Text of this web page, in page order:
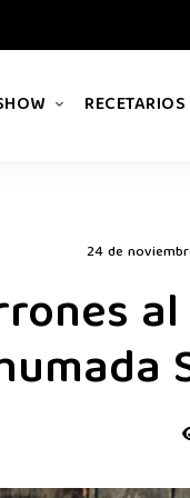
RECETARIOS
24 de